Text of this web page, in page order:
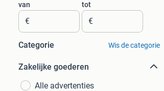
van
€
tot
€
Categorie Wis de categorie
Zakelijke goederen
Alle advertenties